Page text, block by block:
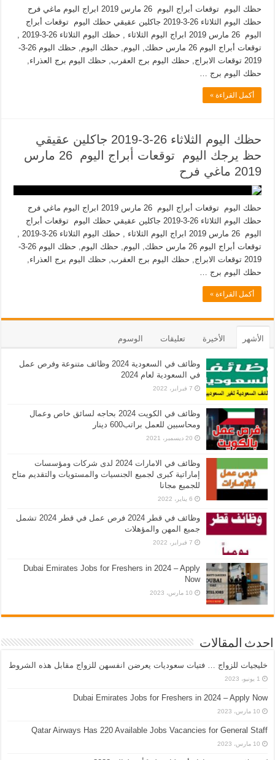
حظك اليوم توقعات أبراج اليوم 26 مارس 2019 ابراج اليوم ماغي فرح
حظك اليوم الثلاثاء 26-3-2019 جاكلين عقيقي حظك اليوم توقعات أبراج
اليوم 26 مارس 2019 ابراج اليوم الثلاثاء , حظك اليوم الثلاثاء 26-3-2019 ,
توقعات أبراج اليوم 26 مارس حظك, اليوم, حظك اليوم, حظك اليوم 26-3-
2019 توقعات الابراج, حظك اليوم برج العقرب, حظك اليوم برج العذراء,
حظك اليوم برج …
أكمل القراءة »
حظك اليوم الثلاثاء 26-3-2019 جاكلين عقيقي
حظ يرجك اليوم توقعات أبراج اليوم 26 مارس
2019 ماغي فرح
حظك اليوم توقعات أبراج اليوم 26 مارس 2019 ابراج اليوم ماغي فرح
حظك اليوم الثلاثاء 26-3-2019 جاكلين عقيقي حظك اليوم توقعات أبراج
اليوم 26 مارس 2019 ابراج اليوم الثلاثاء , حظك اليوم الثلاثاء 26-3-2019 ,
توقعات أبراج اليوم 26 مارس حظك, اليوم, حظك اليوم, حظك اليوم 26-3-
2019 توقعات الابراج, حظك اليوم برج العقرب, حظك اليوم برج العذراء,
حظك اليوم برج …
أكمل القراءة »
الأشهر الأخيرة تعليقات الوسوم
وظائف في السعودية 2024 وظائف متنوعة وفرص عمل
في السعودية لعام 2024
7 فبراير، 2022
وظائف في الكويت 2024 بحاجه لسائق خاص وعمال
ومحاسبين للعمل براتب600 دينار
20 ديسمبر، 2021
وظائف في الامارات 2024 لدى شركات ومؤسسات
إماراتية كبرى لجميع الجنسيات والمستويات والتقديم متاح
للجميع مجانا
6 يناير، 2022
وظائف في قطر 2024 فرص عمل في قطر 2024 تشمل
جميع المهن والمؤهلات
7 فبراير، 2022
Dubai Emirates Jobs for Freshers in 2024 – Apply
Now
10 مارس، 2023
احدث المقالات
خليجيات للزواج … فتيات سعوديات يعرضن انفسهن للزواج مقابل هذه الشروط
1 يونيو، 2023
Dubai Emirates Jobs for Freshers in 2024 – Apply Now
10 مارس، 2023
Qatar Airways Has 220 Available Jobs Vacancies for General Staff
10 مارس، 2023